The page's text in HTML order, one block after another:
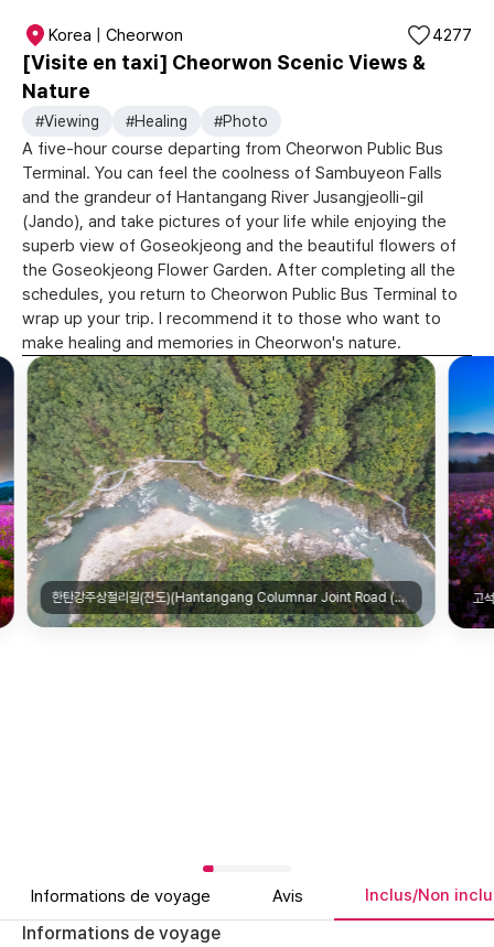
Korea | Cheorwon
[Visite en taxi] Cheorwon Scenic Views &
Nature
4277
#Viewing #Healing #Photo
A five-hour course departing from Cheorwon Public Bus
Terminal. You can feel the coolness of Sambuyeon Falls
and the grandeur of Hantangang River Jusangjeolli-gil
(Jando), and take pictures of your life while enjoying the
superb view of Goseokjeong and the beautiful flowers of
the Goseokjeong Flower Garden. After completing all the
schedules, you return to Cheorwon Public Bus Terminal to
wrap up your trip. I recommend it to those who want to
make healing and memories in Cheorwon's nature.
고석정꽃밭(Goseokjeong Flower Garden)|철원군청제공
Informations de voyage Avis Inclus/Non
Informations de voyage